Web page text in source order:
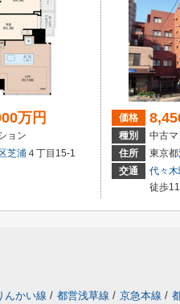
万円
ョン
芝浦４丁目15-1
価格
種別
中古
住所
東京都
交通
代々木
徒歩
んかい線 / 都営浅草線 / 京急本線 /